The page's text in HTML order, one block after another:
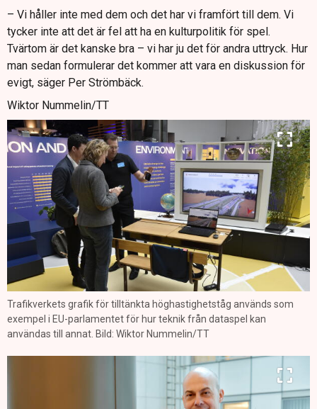
– Vi håller inte med dem och det har vi framfört till dem. Vi
tycker inte att det är fel att ha en kulturpolitik för spel.
Tvärtom är det kanske bra – vi har ju det för andra uttryck. Hur
man sedan formulerar det kommer att vara en diskussion för
evigt, säger Per Strömbäck.
Wiktor Nummelin/TT
Trafikverkets grafik för tilltänkta höghastighetståg används som
exempel i EU-parlamentet för hur teknik från dataspel kan
användas till annat. Bild: Wiktor Nummelin/TT